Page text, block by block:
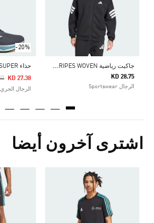
ج
اكيت رياضية FUTURE ICONS 3-STRIPES WOVEN
KD 28.75
الرجال Sportswear
-20%
حذاء RESPONSE SUPER
KD 27.38
الرجال الجري
اشترى آخرون أيضا